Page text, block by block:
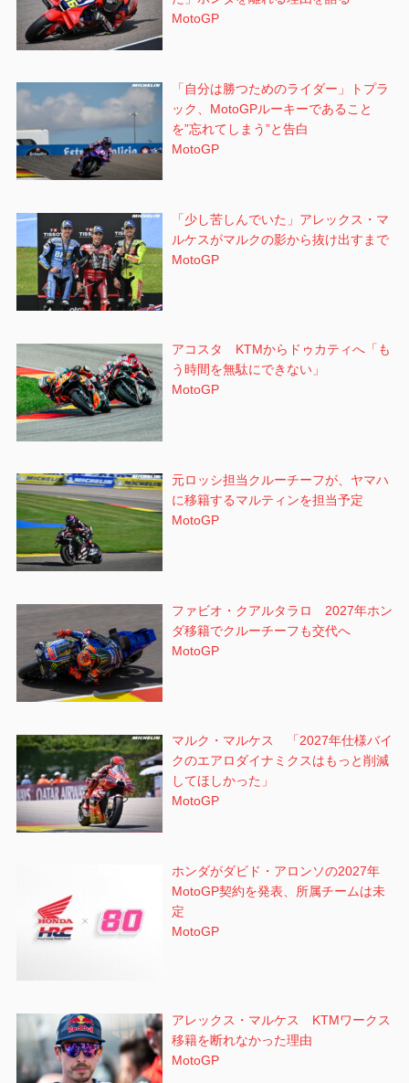
MotoGP
「自分は勝つためのライダー」トプラ
ック、MotoGPルーキーであること
を”忘れてしまう”と告白
MotoGP
「少し苦しんでいた」アレックス・マ
ルケスがマルクの影から抜け出すまで
MotoGP
アコスタ KTMからドゥカティへ「も
う時間を無駄にできない」
MotoGP
元ロッシ担当クルーチーフが、ヤマハ
に移籍するマルティンを担当予定
MotoGP
ファビオ・クアルタラロ 2027年ホン
ダ移籍でクルーチーフも交代へ
MotoGP
マルク・マルケス 「2027年仕様バイ
クのエアロダイナミクスはもっと削減
してほしかった」
MotoGP
ホンダがダビド・アロンソの2027年
MotoGP契約を発表、所属チームは未
定
MotoGP
アレックス・マルケス KTMワークス
移籍を断れなかった理由
MotoGP